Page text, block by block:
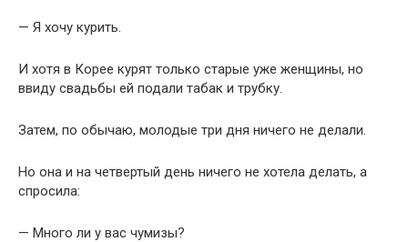
— Я хочу курить.
И хотя в Корее курят только старые уже женщины, но
ввиду свадьбы ей подали табак и трубку.
Затем, по обычаю, молодые три дня ничего не делали.
Но она и на четвертый день ничего не хотела делать, а
спросила:
— Много ли у вас чумизы?